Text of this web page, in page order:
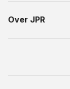
Over JPR